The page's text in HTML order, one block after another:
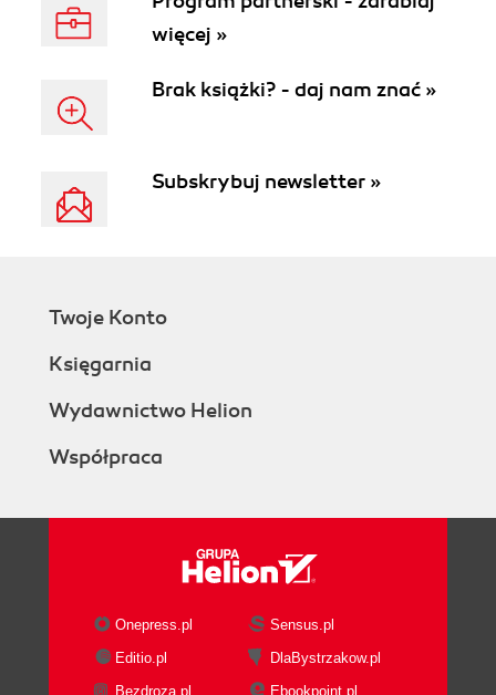
więcej »
Brak książki? - daj nam znać »
Subskrybuj newsletter »
Twoje Konto
Księgarnia
Wydawnictwo Helion
Współpraca
Onepress.pl
Sensus.pl
Editio.pl
DlaBystrzakow.pl
Bezdroza.pl
Ebookpoint.pl